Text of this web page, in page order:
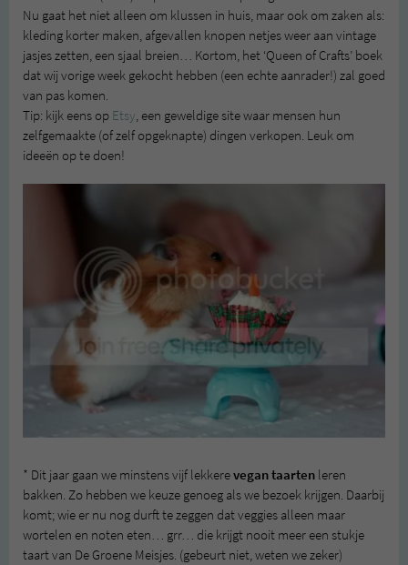
Nu gaat het niet alleen om klussen in huis, maar ook om zaken als:
kleding korter maken, afgevallen knopen netjes weer aan vintage
jasjes zetten, een sjaal breien… Kortom, het ‘Queen of Crafts’ boek
dat wij vorige week gekocht hebben (een echte aanrader!) zal goed
van pas komen.
Tip: kijk eens op Etsy, een geweldige site waar mensen hun
zelfgemaakte (of zelf opgeknapte) dingen verkopen. Leuk om
ideeën op te doen!
* Dit jaar gaan we minstens vijf lekkerevegan taarten leren
bakken. Zo hebben we keuze genoeg als we bezoek krijgen. Daarbij
komt; wie er nu nog durft te zeggen dat veggies alleen maar
wortelen en noten eten… grr… die krijgt nooit meer een stukje
taart van De Groene Meisjes. (gebeurt niet, weten we zeker)